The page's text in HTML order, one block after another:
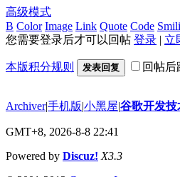
高级模式
B Color Image Link Quote Code
您需要登录后才可以回帖 登录 | 立
本版积分规则 发表回复 回帖后
Archiver|手机版|小黑屋|谷歌开发技
GMT+8, 2026-8-8 22:41
Powered by Discuz! X3.3